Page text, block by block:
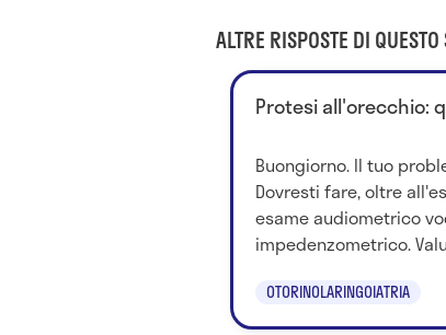
ALTRE RISPOSTE DI
Protesi all'orecchio:
Buongiorno. Il tuo
Dovresti fare, oltre
esame audiometrico
impedenzometrico.
OTORINOLARINGOIATRIA